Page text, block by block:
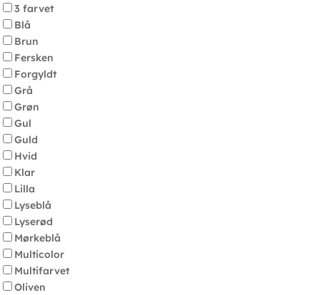
3 farvet
Blå
Brun
Fersken
Forgyldt
Grå
Grøn
Gul
Guld
Hvid
Klar
Lilla
Lyseblå
Lyserød
Mørkeblå
Multicolor
Multifarvet
Oliven